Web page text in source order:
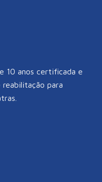
10 anos certificada e
para